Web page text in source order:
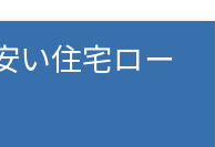
い住宅ロー